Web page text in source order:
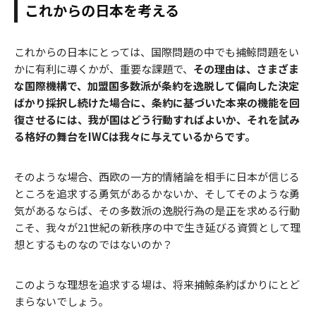
これからの日本を考える
これからの日本にとっては、国際問題の中でも捕鯨問題をい
かに有利に導くかが、重要な課題で、 その理由は、さまざま
な国際機構で、加盟国多数派が条約を逸脱して偏向した決定
ばかり採択し続けた場合に、条約に基づいた本来の機能を回
復させるには、我が国はどう行動すればよいか、それを試み
る格好の舞台をIWCは我々に与えているからです。
そのような場合、西欧の一方的情緒論を相手に日本が信じる
ところを追求する勇気があるかないか、そしてそのような勇
気があるならば、その多数派の逸脱行為の是正を求める行動
こそ、我々が21世紀の新秩序の中で生き延びる資質として理
想とするものなのではないのか？
このような理想を追求する場は、将来捕鯨条約ばかりにとど
まらないでしょう。